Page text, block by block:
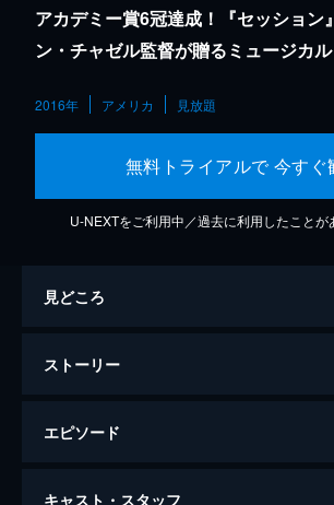
アカデミー賞6冠達成！『セッション
ン・チャゼル監督が贈るミュージカル
2016年 アメリカ 見放題
無料トライアルで 今すぐ
U-NEXTをご利用中／過去に利用したことが
見どころ
ストーリー
エピソード
ラ・ラ・ランド
キャスト・スタッフ